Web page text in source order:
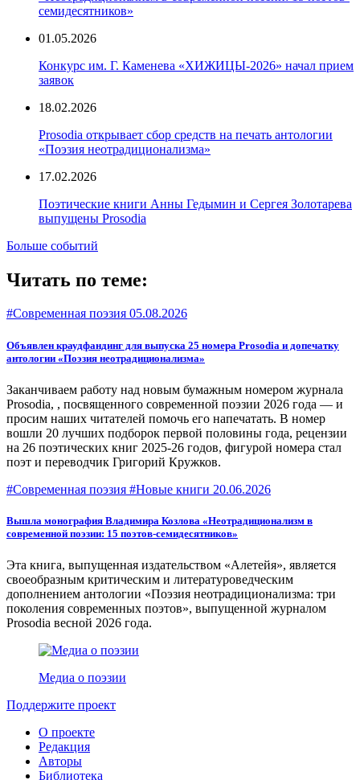
семидесятников»
01.05.2026
Конкурс им. Г. Каменева «ХИЖИЦЫ-2026» начал прием
заявок
18.02.2026
Prosodia открывает сбор средств на печать антологии
«Поэзия неотрадиционализма»
17.02.2026
Поэтические книги Анны Гедымин и Сергея Золотарева
выпущены Prosodia
Больше событий
Читать по теме:
#Современная поэзия 05.08.2026
Объявлен краудфандинг для выпуска 25 номера Prosodia и допечатку
антологии «Поэзия неотрадиционализма»
Заканчиваем работу над новым бумажным номером журнала
Prosodia, , посвященного современной поэзии 2026 года — и
просим наших читателей помочь его напечатать. В номер
вошли 20 лучших подборок первой половины года, рецензии
на 26 поэтических книг 2025-26 годов, фигурой номера стал
поэт и переводчик Григорий Кружков.
#Современная поэзия #Новые книги 20.06.2026
Вышла монография Владимира Козлова «Неотрадиционализм в
современной поэзии: 15 поэтов-семидесятников»
Эта книга, выпущенная издательством «Алетейя», является
своеобразным критическим и литературоведческим
дополнением антологии «Поэзия неотрадиционализма: три
поколения современных поэтов», выпущенной журналом
Prosodia весной 2026 года.
Медиа о поэзии
Поддержите проект
О проекте
Редакция
Авторы
Библиотека